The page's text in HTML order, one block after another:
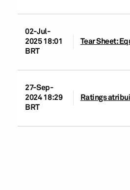
02-Jul-
2025 18:01
BRT
Tear Sheet:
27-Sep-
2024 18:29
BRT
Ratings